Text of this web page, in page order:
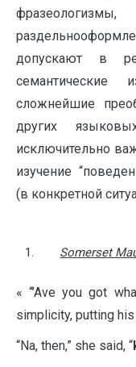
допускают в
сложнейшие
других
исключительно
изучение
(в конкретной
Somerset
« “’Ave you got
simplicity, putting
“Na, then,” she said, “